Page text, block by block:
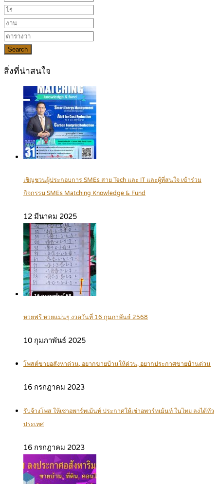
Search
สิ่งที่น่าสนใจ
เชิญชวนผู้ประกอบการ SMEs สาย Tech และ IT และผู้ที่สนใจ เข้าร่วม
กิจกรรม SMEs Matching Knowledge & Fund
12 มีนาคม 2025
หวยฟรี หวยแม่นๆ งวดวันที่ 16 กุมภาพันธ์ 2568
10 กุมภาพันธ์ 2025
โพสต์ขายอสังหาด่วน, อยากขายบ้านให้ด่วน, อยากประกาศขายบ้านด่วน
16 กรกฎาคม 2023
รับจ้างโพส ให้เช่าอพาร์ทเม้นท์ ประกาศให้เช่าอพาร์ทเม้นท์ ในไทย ลงได้ทั่ว
ประเทศ
16 กรกฎาคม 2023